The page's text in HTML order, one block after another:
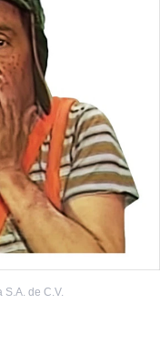
S.A. de C.V.